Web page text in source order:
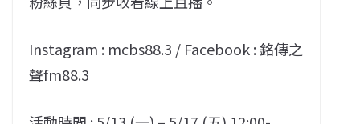
Instagram : mcbs88.3 / Facebook : 銘傳之
聲fm88.3